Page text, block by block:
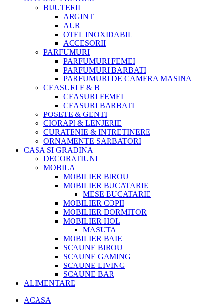
BIJUTERII
ARGINT
AUR
OTEL INOXIDABIL
ACCESORII
PARFUMURI
PARFUMURI FEMEI
PARFUMURI BARBATI
PARFUMURI DE CAMERA MASINA
CEASURI F & B
CEASURI FEMEI
CEASURI BARBATI
POSETE & GENTI
CIORAPI & LENJERIE
CURATENIE & INTRETINERE
ORNAMENTE SARBATORI
CASA SI GRADINA
DECORATIUNI
MOBILA
MOBILIER BIROU
MOBILIER BUCATARIE
MESE BUCATARIE
MOBILIER COPII
MOBILIER DORMITOR
MOBILIER HOL
MASUTA
MOBILIER BAIE
SCAUNE BIROU
SCAUNE GAMING
SCAUNE LIVING
SCAUNE BAR
ALIMENTARE
ACASA